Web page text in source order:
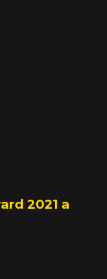
2021 a